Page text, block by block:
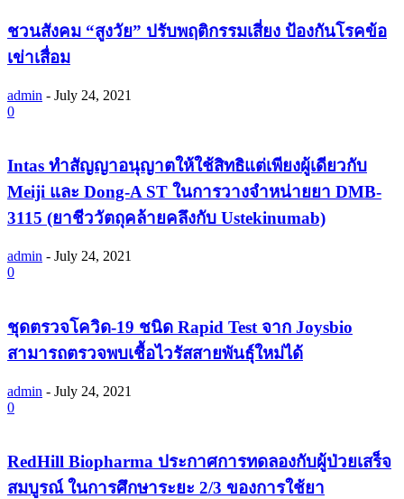
ชวนสังคม “สูงวัย” ปรับพฤติกรรมเสี่ยง ป้องกันโรคข้อ
เข่าเสื่อม
admin - July 24, 2021
0
Intas ทำสัญญาอนุญาตให้ใช้สิทธิแต่เพียงผู้เดียวกับ
Meiji และ Dong-A ST ในการวางจำหน่ายยา DMB-
3115 (ยาชีววัตถุคล้ายคลึงกับ Ustekinumab)
admin - July 24, 2021
0
ชุดตรวจโควิด-19 ชนิด Rapid Test จาก Joysbio
สามารถตรวจพบเชื้อไวรัสสายพันธุ์ใหม่ได้
admin - July 24, 2021
0
RedHill Biopharma ประกาศการทดลองกับผู้ป่วยเสร็จ
สมบูรณ์ ในการศึกษาระยะ 2/3 ของการใช้ยา